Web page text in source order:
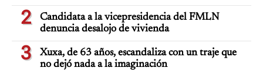
2
Candidata a la vicepresidencia del FMLN
denuncia desalojo de vivienda
3
Xuxa, de 63 años, escandaliza con un traje que
no dejó nada a la imaginación